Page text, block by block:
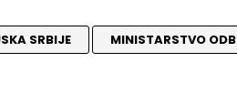
SRBIJE MINISTARSTVO